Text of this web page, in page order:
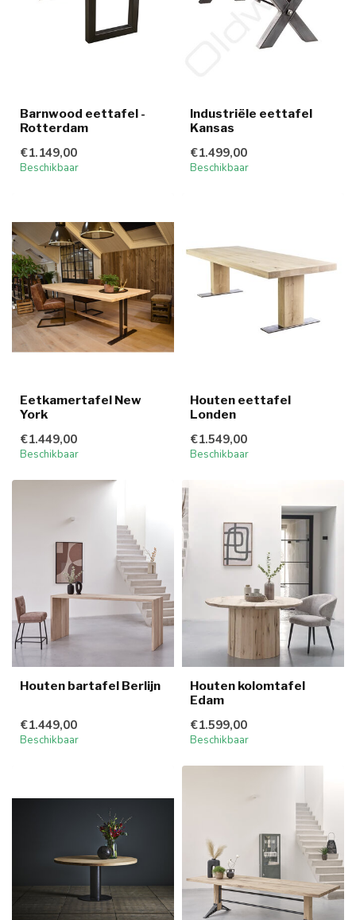
Barnwood eettafel -
Rotterdam
€1.149,00
Beschikbaar
Industriële eettafel
Kansas
€1.499,00
Beschikbaar
Eetkamertafel New
York
€1.449,00
Beschikbaar
Houten eettafel
Londen
€1.549,00
Beschikbaar
Houten bartafel Berlijn
€1.449,00
Beschikbaar
Houten kolomtafel
Edam
€1.599,00
Beschikbaar